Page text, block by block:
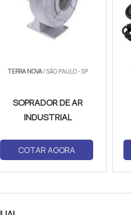
TERRA NOVA/ SÃO PAULO - SP
SOPRADOR DE AR
INDUSTRIAL
COTAR AGORA